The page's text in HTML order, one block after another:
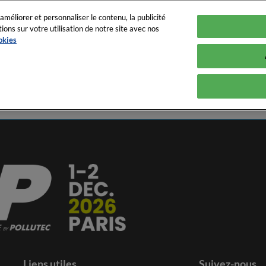
Fr
et personnaliser le contenu, la publicité
sur votre utilisation de notre site avec nos